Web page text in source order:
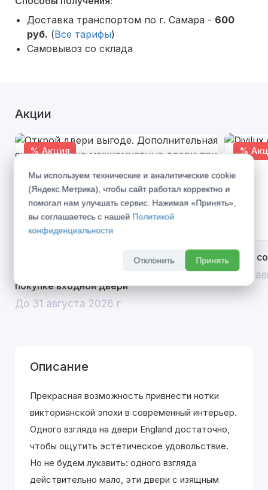
Доставка транспортом по г. Самара - 600
руб. (Все тарифы)
Самовывоз со склада
Акции
% Акция
Открой двери выгоде. Дополнительная
скидка 10% на межкомнатные двери при
покупке входной двери
До 31 августа 2026 г
%
Divilux
До 31
Описание
Прекрасная возможность привнести нотки
викторианской эпохи в современный интерьер.
Одного взгляда на двери England достаточно,
чтобы ощутить эстетическое удовольствие.
Но не будем лукавить: одного взгляда
действительно мало, эти двери с изящным
Мы используем технические и аналитические cookie
(Яндекс.Метрика), чтобы сайт работал корректно и
помогал нам улучшать сервис. Нажимая «Принять»,
вы соглашаетесь с нашей Политикой
конфиденциальности
Отклонить Принять